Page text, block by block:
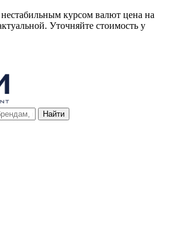
курсом валют цена на
Уточняйте стоимость у